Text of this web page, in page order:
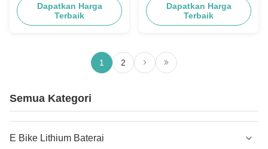
585WDapatkan Harga
Terbaik
Dapatkan Harga
Terbaik
1 2
Semua Kategori
E Bike Lithium Baterai